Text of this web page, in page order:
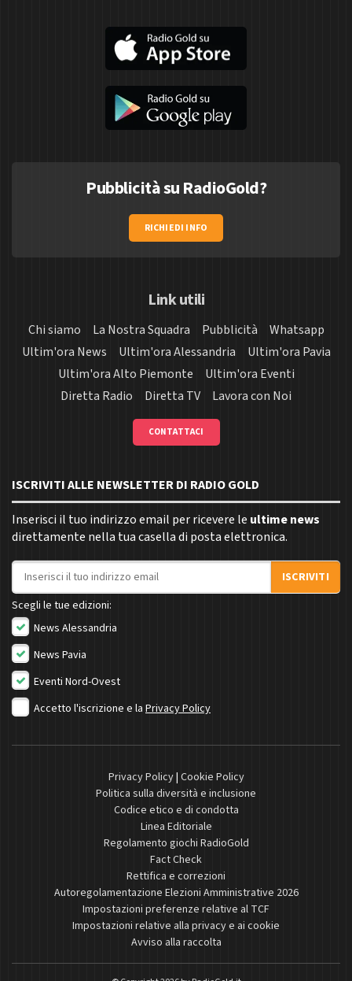
Pubblicità su RadioGold?
RICHIEDI INFO
Link utili
Chi siamo La Nostra Squadra Pubblicità
Whatsapp
Ultim'ora News
Ultim'ora Alessandria
Ultim'ora Pavia
Ultim'ora Alto Piemonte
Ultim'ora Eventi
Diretta Radio
Diretta TV Lavora con Noi
CONTATTACI
ISCRIVITI ALLE NEWSLETTER DI RADIO GOLD
Inserisci il tuo indirizzo email per ricevere le ultime news
direttamente nella tua casella di posta elettronica.
Indirizzo email
ISCRIVITI
Scegli le tue edizioni:
News Alessandria
News Pavia
Eventi Nord-Ovest
Accetto l'iscrizione e la Privacy Policy
Privacy Policy| Cookie Policy
Politica sulla diversità e inclusione
Codice etico e di condotta
Linea Editoriale
Regolamento giochi RadioGold
Fact Check
Rettifica e correzioni
Autoregolamentazione Elezioni Amministrative 2026
Impostazioni preferenze relative al TCF
Impostazioni relative alla privacy e ai cookie
Avviso alla raccolta